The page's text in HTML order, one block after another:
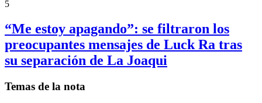
5
“Me estoy apagando”: se filtraron los
preocupantes mensajes de Luck Ra tras
su separación de La Joaqui
Temas de la nota